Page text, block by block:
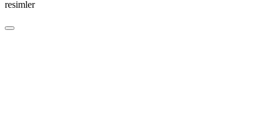
resimler